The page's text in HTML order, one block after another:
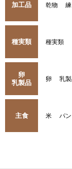
加工品 乾物
種実類 種実類
卵
乳製品
卵 乳
主食 米 パン